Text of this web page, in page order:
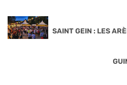
SAINT GEIN : LES